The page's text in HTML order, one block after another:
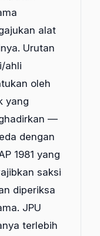
alat
Urutan
ahli
oleh
yang
—
dengan
1981 yang
saksi
diperiksa
JPU
terlebih